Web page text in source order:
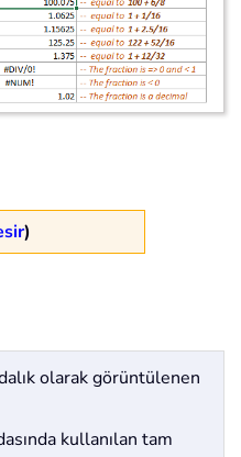
)
olarak görüntülenen
kullanılan tam